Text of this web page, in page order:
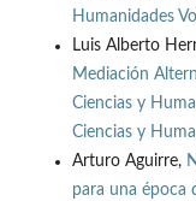
Humanidades
Luis Alberto
Mediación
Ciencias y
Ciencias y
Arturo Aguirre,
para una época